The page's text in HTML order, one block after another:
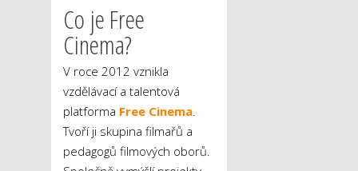
Co je Free
Cinema?
V roce 2012 vznikla
vzdělávací a talentová
platforma Free Cinema
Tvoří ji skupina filmařů a
pedagogů filmových oborů.